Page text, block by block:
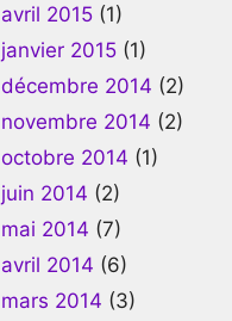
avril 2015 (1)
janvier 2015 (1)
décembre 2014 (2)
novembre 2014 (2)
octobre 2014 (1)
juin 2014 (2)
mai 2014 (7)
avril 2014 (6)
mars 2014 (3)